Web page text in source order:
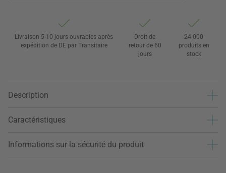
Livraison 5-10 jours ouvrables après
expédition de DE par Transitaire
Droit de
retour de 60
jours
24 000
produits en
stock
Description
Caractéristiques
Informations sur la sécurité du produit